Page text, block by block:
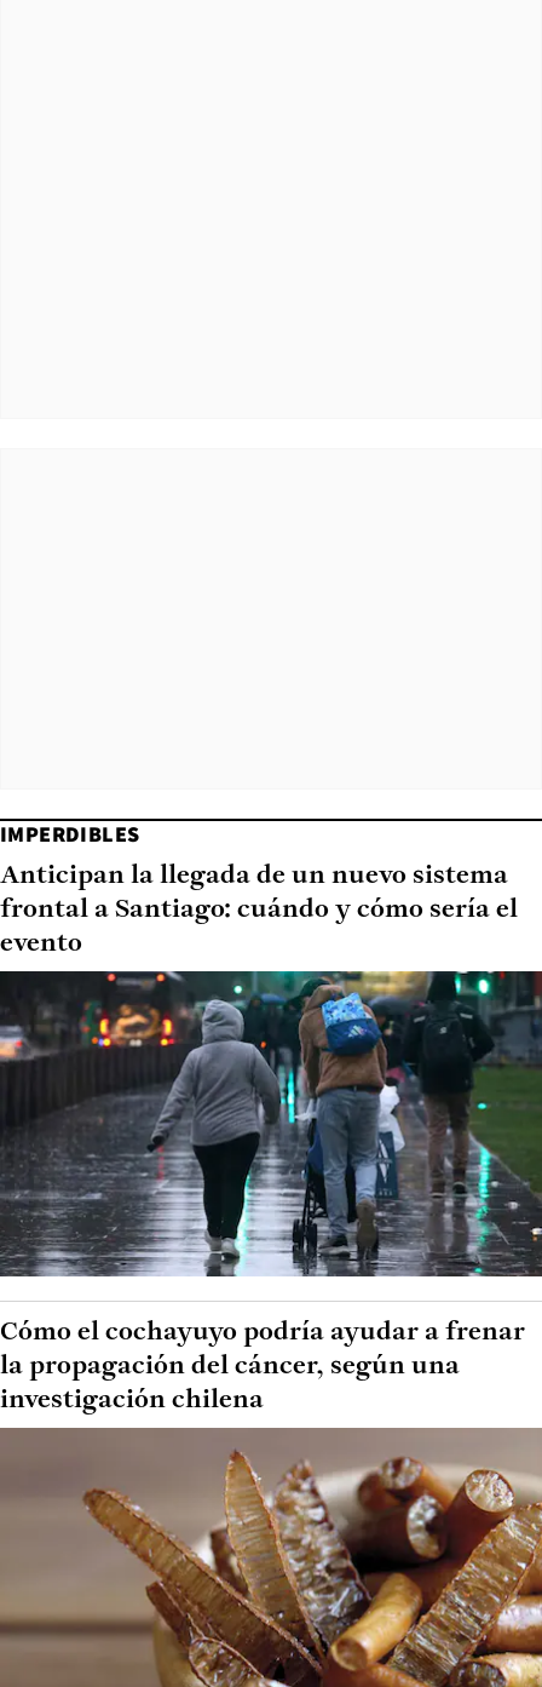
IMPERDIBLES
Anticipan la llegada de un nuevo sistema
frontal a Santiago: cuándo y cómo sería el
evento
Cómo el cochayuyo podría ayudar a frenar
la propagación del cáncer, según una
investigación chilena